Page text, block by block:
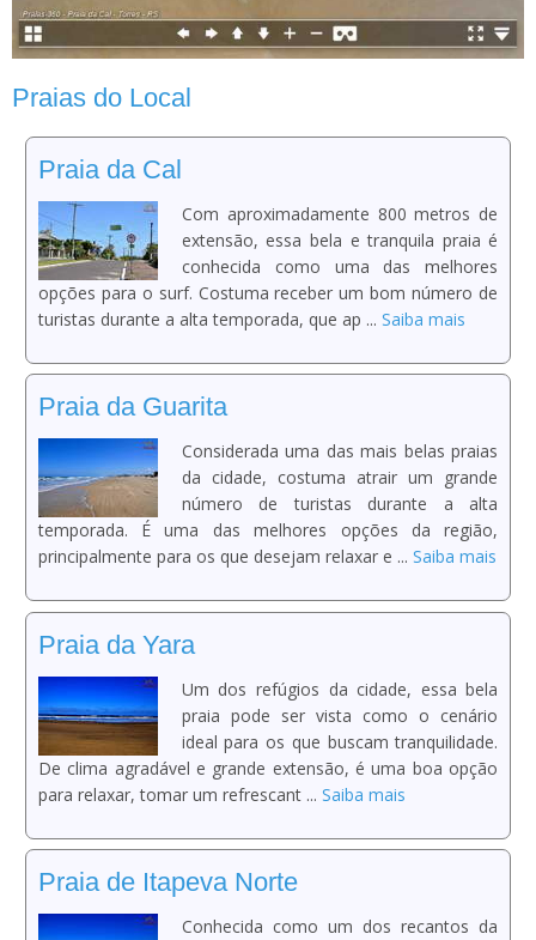
Praias do Local
Praia da Cal
Com aproximadamente 800 metros de
extensão, essa bela e tranquila praia é
conhecida como uma das melhores
opções para o surf. Costuma receber um bom número de
turistas durante a alta temporada, que ap ... Saiba mais
Praia da Guarita
Considerada uma das mais belas praias
da cidade, costuma atrair um grande
número de turistas durante a alta
temporada. É uma das melhores opções da região,
principalmente para os que desejam relaxar e ... Saiba mais
Praia da Yara
Um dos refúgios da cidade, essa bela
praia pode ser vista como o cenário
ideal para os que buscam tranquilidade.
De clima agradável e grande extensão, é uma boa opção
para relaxar, tomar um refrescant ... Saiba mais
Praia de Itapeva Norte
Conhecida como um dos recantos da